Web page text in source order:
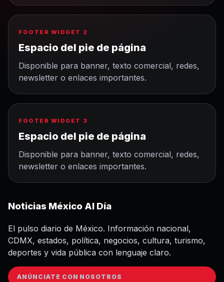
FOOTER WIDGET 2
Espacio del pie de página
Disponible para banner, texto comercial, redes,
newsletter o enlaces importantes.
FOOTER WIDGET 3
Espacio del pie de página
Disponible para banner, texto comercial, redes,
newsletter o enlaces importantes.
Noticias México Al Día
El pulso diario de México. Información nacional,
CDMX, estados, política, negocios, cultura, turismo,
deportes y vida pública con lenguaje claro.
ANÚNCIATE CON NOSOTROS